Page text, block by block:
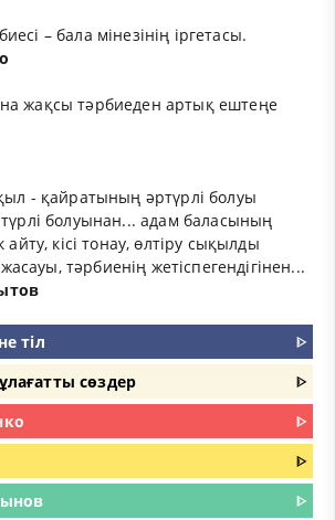
– бала мінезінің іргетасы.
жақсы тәрбиеден артық ештеңе
- қайратының әртүрлі болуы
түрлі болуынан... адам баласының
айту, кісі тонау, өлтіру сықылды
тәрбиенің жетіспегендігінен...
тіл
ᐈ
сөздер
ᐈ
ᐈ
ᐈ
ᐈ